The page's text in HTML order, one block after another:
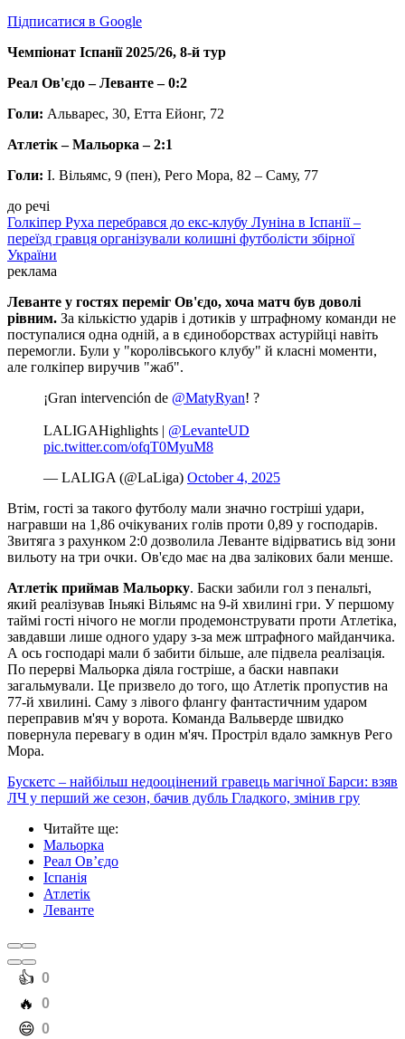
Підписатися в Google
Чемпіонат Іспанії 2025/26, 8-й тур
Реал Ов'єдо – Леванте – 0:2
Голи: Альварес, 30, Етта Ейонг, 72
Атлетік – Мальорка – 2:1
Голи: І. Вільямс, 9 (пен), Рего Мора, 82 – Саму, 77
до речі
Голкіпер Руха перебрався до екс-клубу Луніна в Іспанії –
переїзд гравця організували колишні футболісти збірної
України
реклама
Леванте у гостях переміг Ов'єдо, хоча матч був доволі
рівним. За кількістю ударів і дотиків у штрафному команди не
поступалися одна одній, а в єдиноборствах астурійці навіть
перемогли. Були у "королівського клубу" й класні моменти,
але голкіпер виручив "жаб".
¡Gran intervención de @MatyRyan! ?
LALIGAHighlights | @LevanteUD
pic.twitter.com/ofqT0MyuM8
— LALIGA (@LaLiga) October 4, 2025
Втім, гості за такого футболу мали значно гостріші удари,
награвши на 1,86 очікуваних голів проти 0,89 у господарів.
Звитяга з рахунком 2:0 дозволила Леванте відірватись від зони
вильоту на три очки. Ов'єдо має на два залікових бали менше.
Атлетік приймав Мальорку. Баски забили гол з пенальті,
який реалізував Іньякі Вільямс на 9-й хвилині гри. У першому
таймі гості нічого не могли продемонструвати проти Атлетіка,
завдавши лише одного удару з-за меж штрафного майданчика.
А ось господарі мали б забити більше, але підвела реалізація.
По перерві Мальорка діяла гостріше, а баски навпаки
загальмували. Це призвело до того, що Атлетік пропустив на
77-й хвилині. Саму з лівого флангу фантастичним ударом
переправив м'яч у ворота. Команда Вальверде швидко
повернула перевагу в один м'яч. Простріл вдало замкнув Рего
Мора.
Бускетс – найбільш недооцінений гравець магічної Барси: взяв
ЛЧ у перший же сезон, бачив дубль Гладкого, змінив гру
Читайте ще:
Мальорка
Реал Ов’єдо
Іспанія
Атлетік
Леванте
️👍 0
️🔥 0
️😄 0